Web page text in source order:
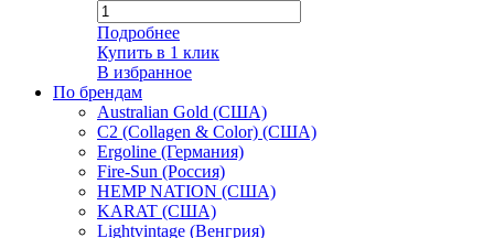
Подробнее
Купить в 1 клик
В избранное
По брендам
Australian Gold (США)
C2 (Collagen & Color) (США)
Ergoline (Германия)
Fire-Sun (Россия)
HEMP NATION (США)
KARAT (США)
Lightvintage (Венгрия)